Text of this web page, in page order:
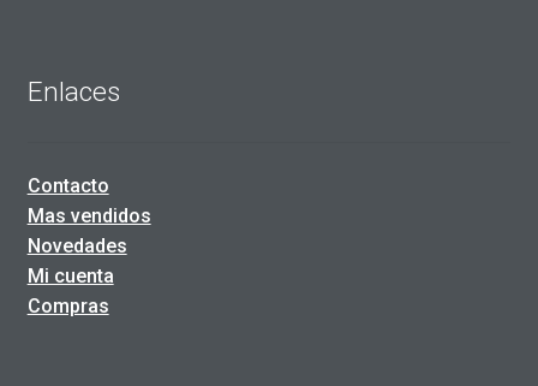
Enlaces
Contacto
Mas vendidos
Novedades
Mi cuenta
Compras